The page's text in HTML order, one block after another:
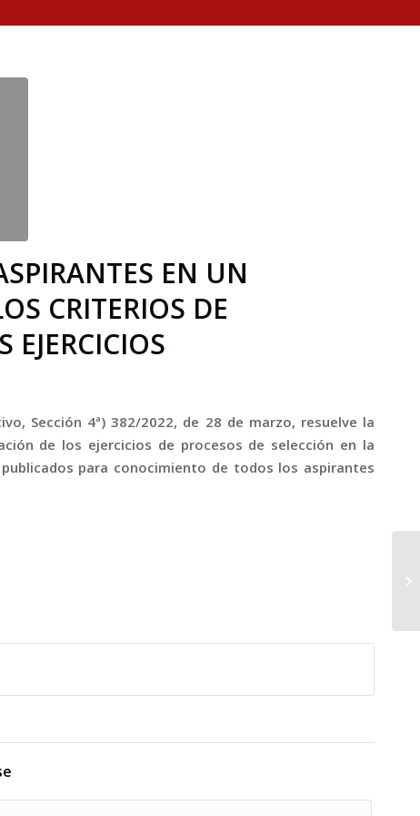
EN UN
CRITERIOS DE
EJERCICIOS
Sección 4ª) 382/2022, de 28 de marzo, resuelve la
de los ejercicios de procesos de selección en la
para conocimiento de todos los aspirantes